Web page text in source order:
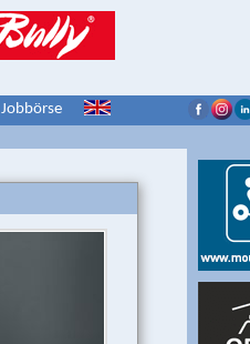
Jobbörse